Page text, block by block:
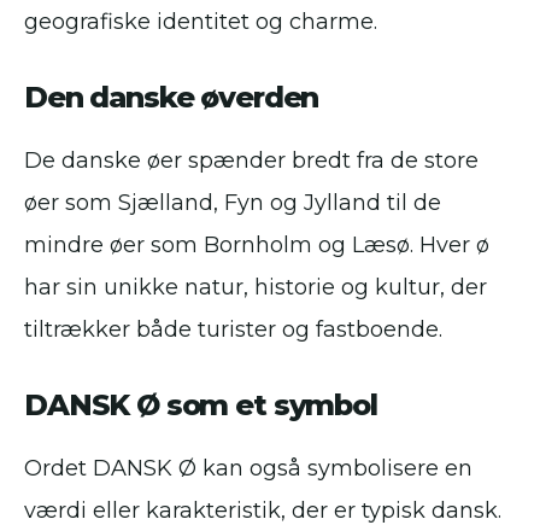
geografiske identitet og charme.
Den danske øverden
De danske øer spænder bredt fra de store
øer som Sjælland, Fyn og Jylland til de
mindre øer som Bornholm og Læsø. Hver ø
har sin unikke natur, historie og kultur, der
tiltrækker både turister og fastboende.
DANSK Ø som et symbol
Ordet DANSK Ø kan også symbolisere en
værdi eller karakteristik, der er typisk dansk.